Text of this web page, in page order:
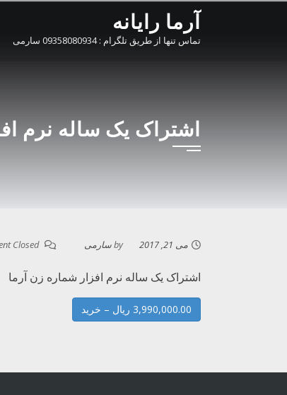
آرما رایانه
تماس تنها از طریق تلگرام : 09358080934 سارمی
اشتراک یک ساله نرم
می 21, 2017 by سارمی Comment Closed
اشتراک یک ساله نرم افزار شماره زن آرما
3,990,000.00 ریال – خرید